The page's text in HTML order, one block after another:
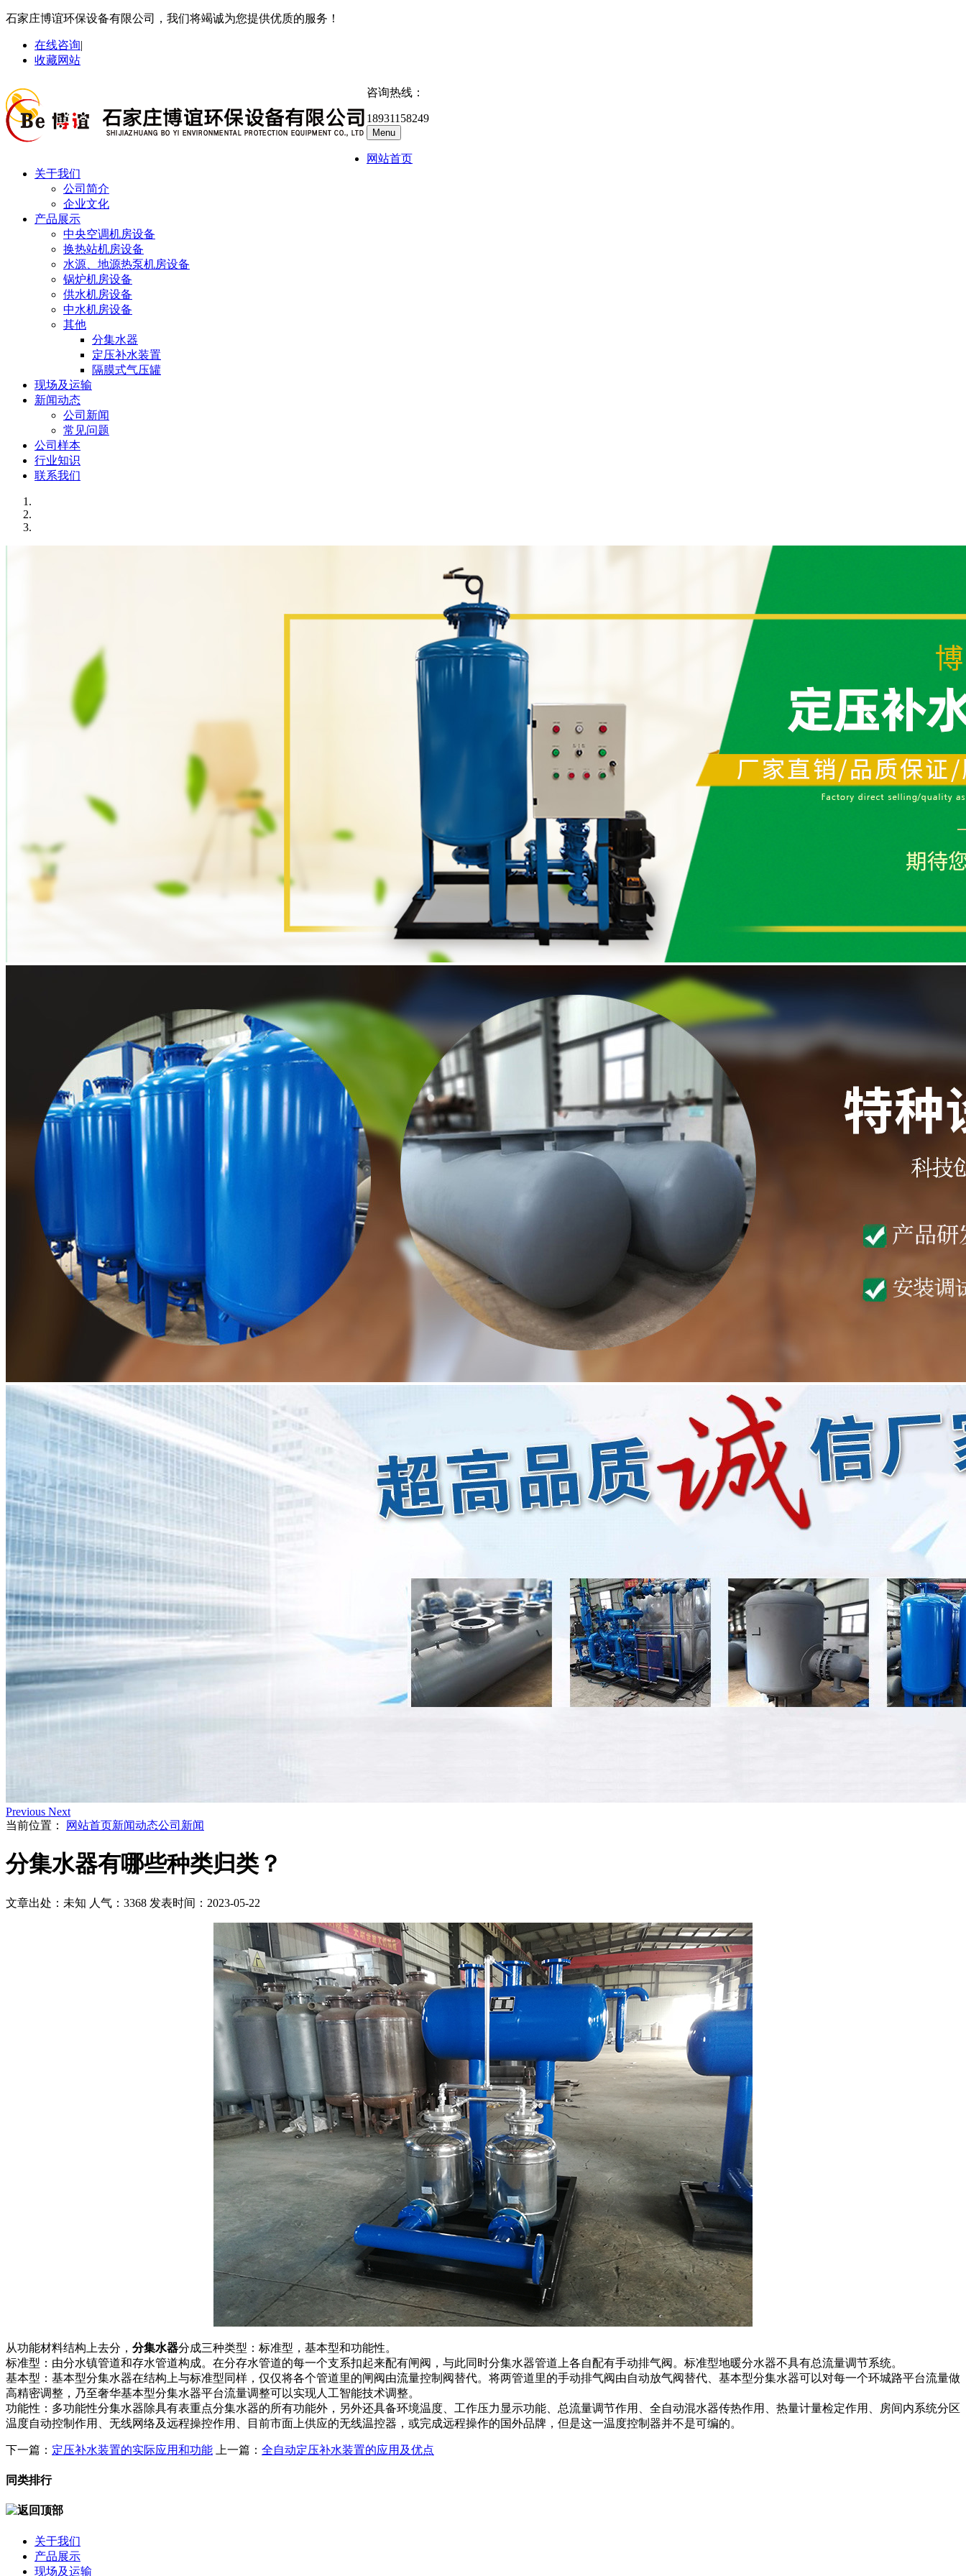
石家庄博谊环保设备有限公司，我们将竭诚为您提供优质的服务！
在线咨询|
收藏网站
咨询热线：
18931158249
Menu
网站首页
关于我们
公司简介
企业文化
产品展示
中央空调机房设备
换热站机房设备
水源、地源热泵机房设备
锅炉机房设备
供水机房设备
中水机房设备
其他
分集水器
定压补水装置
隔膜式气压罐
现场及运输
新闻动态
公司新闻
常见问题
公司样本
行业知识
联系我们
Previous Next
当前位置：
网站首页新闻动态公司新闻
分集水器有哪些种类归类？
文章出处：未知 人气：3368 发表时间：2023-05-22
从功能材料结构上去分， 分集水器分成三种类型：标准型，基本型和功能性。
标准型：由分水镇管道和存水管道构成。在分存水管道的每一个支系扣起来配有闸阀，与此同时分集水器管道上各自配有手动排气阀。标准型地暖分水器不具有总流量调节系统。
基本型：基本型分集水器在结构上与标准型同样，仅仅将各个管道里的闸阀由流量控制阀替代。将两管道里的手动排气阀由自动放气阀替代、基本型分集水器可以对每一个环城路平台流量做
高精密调整，乃至奢华基本型分集水器平台流量调整可以实现人工智能技术调整。
功能性：多功能性分集水器除具有表重点分集水器的所有功能外，另外还具备环境温度、工作压力显示功能、总流量调节作用、全自动混水器传热作用、热量计量检定作用、房间内系统分区
温度自动控制作用、无线网络及远程操控作用、目前市面上供应的无线温控器，或完成远程操作的国外品牌，但是这一温度控制器并不是可编的。
下一篇： 定压补水装置的实际应用和功能 上一篇： 全自动定压补水装置的应用及优点
同类排行
关于我们
产品展示
现场及运输